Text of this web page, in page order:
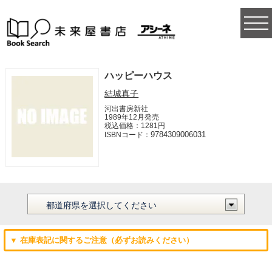
ハッピーハウス
結城真子
河出書房新社
1989年12月発売
税込価格：1281円
ISBNコード：9784309006031
▼ 在庫表記に関するご注意（必ずお読みください）